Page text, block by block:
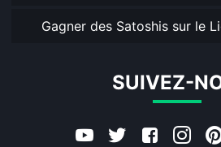
Gagner des Satoshis sur le
SUIVEZ-